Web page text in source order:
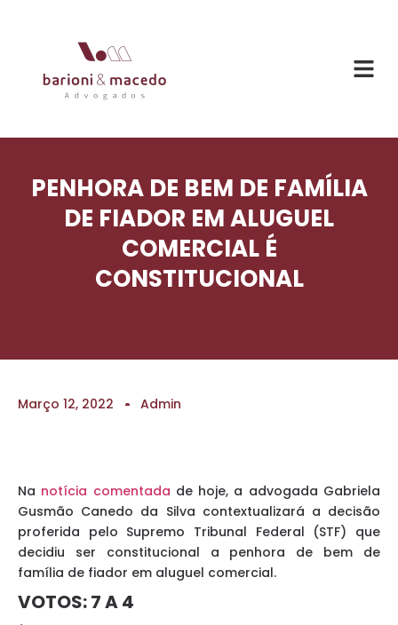
PENHORA DE BEM DE FAMÍLIA
DE FIADOR EM ALUGUEL
COMERCIAL É
CONSTITUCIONAL
Março 12, 2022 Admin
Na notícia comentada de hoje, a advogada Gabriela
Gusmão Canedo da Silva contextualizará a decisão
proferida pelo Supremo Tribunal Federal (STF) que
decidiu ser constitucional a penhora de bem de
família de fiador em aluguel comercial.
VOTOS: 7 A 4